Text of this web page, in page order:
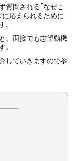
質問される｢なぜこ
応えられるために
。
、面接でも志望動機
。
していきますので参